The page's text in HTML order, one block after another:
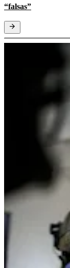
“falsas”